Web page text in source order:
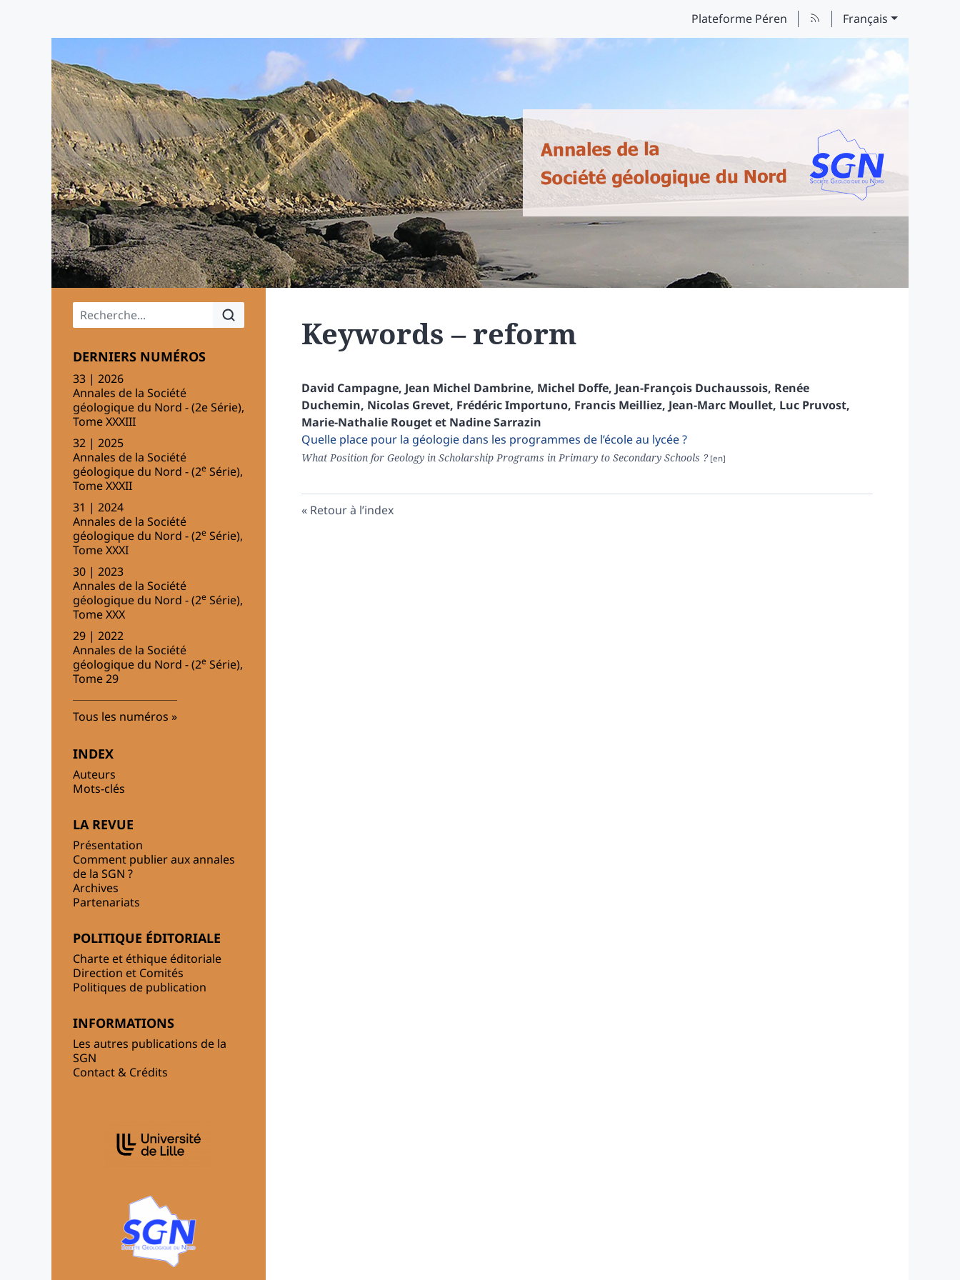
Plateforme Péren Français
Menu principal
DERNIERS NUMÉROS
33 | 2026
Annales de la Société
géologique du Nord - (2e Série),
Tome XXXIII
32 | 2025
Annales de la Société
géologique du Nord - (2e Série),
Tome XXXII
31 | 2024
Annales de la Société
géologique du Nord - (2e Série),
Tome XXXI
30 | 2023
Annales de la Société
géologique du Nord - (2e Série),
Tome XXX
29 | 2022
Annales de la Société
géologique du Nord - (2e Série),
Tome 29
Tous les numéros
INDEX
Auteurs
Mots-clés
LA REVUE
Présentation
Comment publier aux annales
de la SGN ?
Archives
Partenariats
POLITIQUE ÉDITORIALE
Charte et éthique éditoriale
Direction et Comités
Politiques de publication
INFORMATIONS
Les autres publications de la
SGN
Contact & Crédits
Keywords – reform
David Campagne, Jean Michel Dambrine, Michel Doffe, Jean-François Duchaussois, Renée
Duchemin, Nicolas Grevet, FrédéricImportuno, Francis Meilliez, Jean-Marc Moullet, Luc Pruvost,
Marie-Nathalie Rougetet NadineSarrazin
Quelle place pour la géologie dans les programmes de l’école au lycée ?
What Position for Geology in Scholarship Programs in Primary to Secondary Schools ?
Retour à l’index